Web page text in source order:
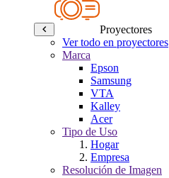
Proyectores
Ver todo en proyectores
Marca
Epson
Samsung
VTA
Kalley
Acer
Tipo de Uso
Hogar
Empresa
Resolución de Imagen